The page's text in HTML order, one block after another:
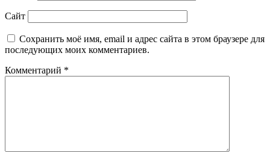
Сайт
Сохранить моё имя, email и адрес сайта в этом браузере для
последующих моих комментариев.
Комментарий *